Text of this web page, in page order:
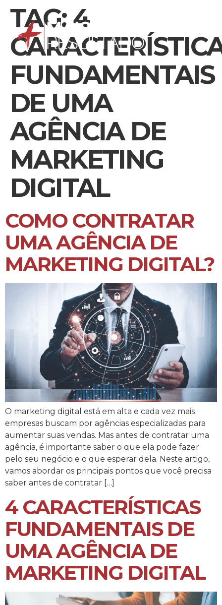
TAG: 4
FUNDAMENTAIS
DE UMA
AGÊNCIA DE
MARKETING
DIGITAL
COMO CONTRATAR
UMA AGÊNCIA DE
MARKETING DIGITAL?
O marketing digital está em alta e cada vez mais
empresas buscam por agências especializadas para
aumentar suas vendas. Mas antes de contratar uma
agência, é importante saber o que ela pode fazer
pelo seu negócio e o que esperar dela. Neste artigo,
vamos abordar os principais pontos que você precisa
saber antes de contratar […]
4 CARACTERÍSTICAS
FUNDAMENTAIS DE
UMA AGÊNCIA DE
MARKETING DIGITAL